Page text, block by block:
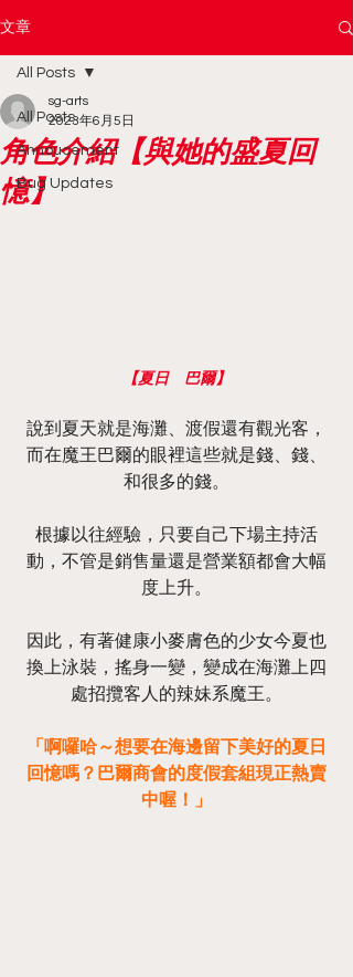
文章
All Posts
Annoucement
Bug Updates
All Posts
角色介紹【與她的盛夏回
憶】
sg-arts
2023年6月5日
【夏日　巴爾】
說到夏天就是海灘、渡假還有觀光客，
而在魔王巴爾的眼裡這些就是錢、錢、
和很多的錢。
根據以往經驗，只要自己下場主持活
動，不管是銷售量還是營業額都會大幅
度上升。
因此，有著健康小麥膚色的少女今夏也
換上泳裝，搖身一變，變成在海灘上四
處招攬客人的辣妹系魔王。
「啊囉哈～想要在海邊留下美好的夏日
回憶嗎？巴爾商會的度假套組現正熱賣
中喔！」